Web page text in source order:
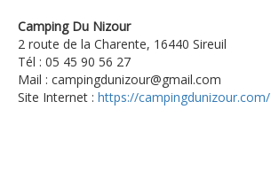
Camping Du Nizour
2 route de la Charente, 16440 Sireuil
Tél : 05 45 90 56 27
Mail : campingdunizour@gmail.com
Site Internet : https://campingdunizour.com/